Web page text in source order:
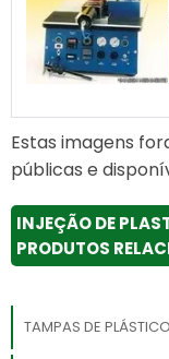
Estas imagens
públicas e
INJEÇÃO DE
PRODUTOS
TAMPAS DE